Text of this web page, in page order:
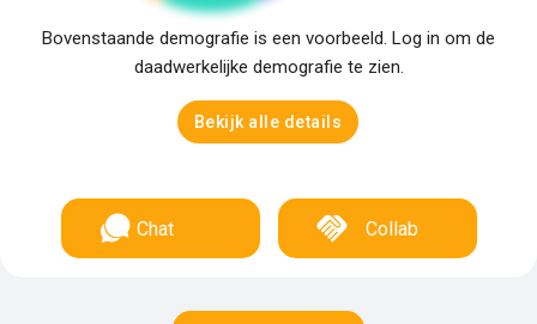
Bovenstaande demografie is een voorbeeld. Log in om de
daadwerkelijke demografie te zien.
Bekijk alle details
Chat Collab